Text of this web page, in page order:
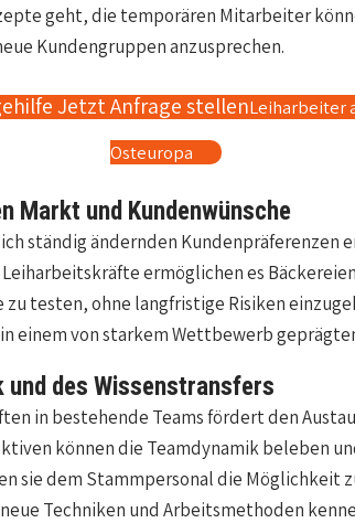
geht, die temporären Mitarbeiter
Kundengruppen anzusprechen.
Jetzt Anfrage stellenLeiharbeiter
Osteuropa
Markt und Kundenwünsche
ständig ändernden Kundenpräferenzen
ermöglichen es
testen, ohne langfristige Risiken
einem von starkem Wettbewerb
und des Wissenstransfers
in bestehende Teams fördert den
können die Teamdynamik beleben
sie dem Stammpersonal die Möglichkeit
Techniken und Arbeitsmethoden